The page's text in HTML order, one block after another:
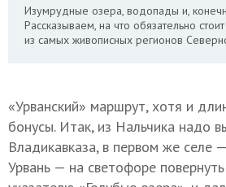
Изумрудные озера, водопады и,
Рассказываем, на что обязательно
из самых живописных регионов
«Урванский» маршрут, хотя и
бонусы. Итак, из Нальчика надо
Владикавказа, в первом же селе
Урвань — на светофоре